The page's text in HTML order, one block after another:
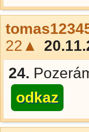
22▲
24.
odkaz